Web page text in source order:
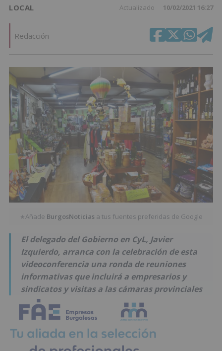
LOCAL Actualizado 10/02/2021 16:27
Redacción
★Añade BurgosNoticias a tus fuentes preferidas de Google
El delegado del Gobierno en CyL, Javier
Izquierdo, arranca con la celebración de esta
videoconferencia una ronda de reuniones
informativas que incluirá a empresarios y
sindicatos y visitas a las cámaras provinciales